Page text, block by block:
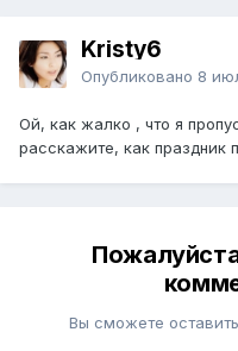
Kristy6
Опубликовано 8
Ой, как жалко , что я
расскажите, как праздник
Вы сможете